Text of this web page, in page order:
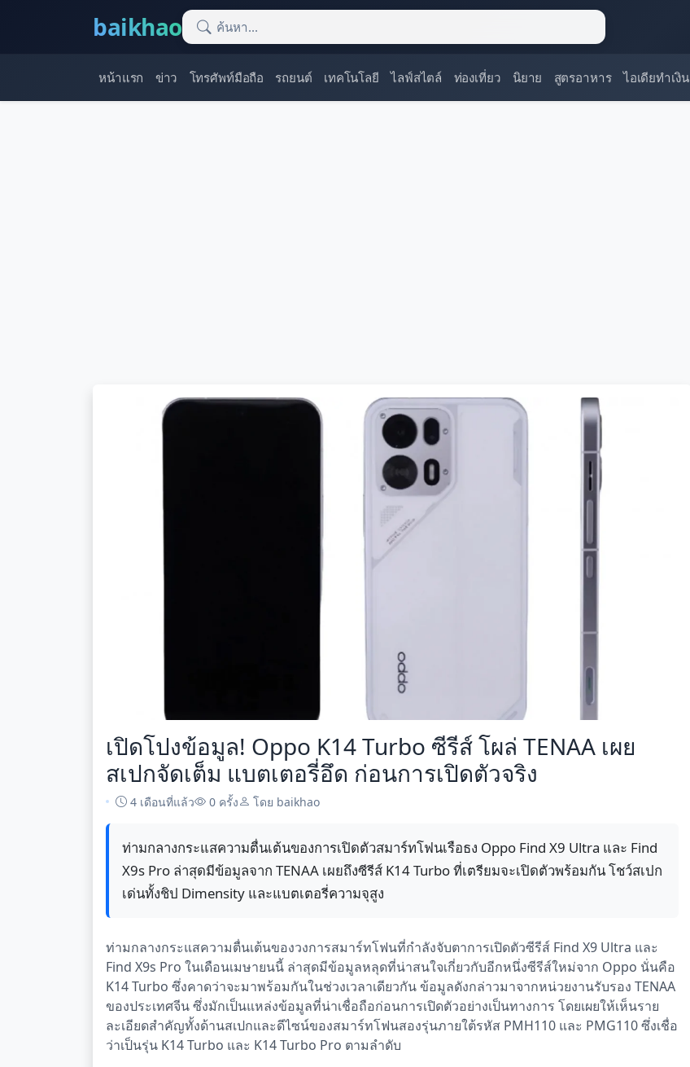
baikhao
หน้าแรก ข่าว โทรศัพท์มือถือ รถยนต์ เทคโนโลยี ไลฟ์สไตล์ ท่องเที่ยว นิยาย สูตรอาหาร ไอเดียทำเงิน
เปิดโปงข้อมูล! Oppo K14 Turbo ซีรีส์ โผล่ TENAA เผย
สเปกจัดเต็ม แบตเตอรี่อึด ก่อนการเปิดตัวจริง
4 เดือนที่แล้ว 0 ครั้ง โดย baikhao
ท่ามกลางกระแสความตื่นเต้นของการเปิดตัวสมาร์ทโฟนเรือธง Oppo Find X9 Ultra และ Find
X9s Pro ล่าสุดมีข้อมูลจาก TENAA เผยถึงซีรีส์ K14 Turbo ที่เตรียมจะเปิดตัวพร้อมกัน โชว์สเปก
เด่นทั้งชิป Dimensity และแบตเตอรี่ความจุสูง
ท่ามกลางกระแสความตื่นเต้นของวงการสมาร์ทโฟนที่กำลังจับตาการเปิดตัวซีรีส์ Find X9 Ultra และ
Find X9s Pro ในเดือนเมษายนนี้ ล่าสุดมีข้อมูลหลุดที่น่าสนใจเกี่ยวกับอีกหนึ่งซีรีส์ใหม่จาก Oppo นั่นคือ
K14 Turbo ซึ่งคาดว่าจะมาพร้อมกันในช่วงเวลาเดียวกัน ข้อมูลดังกล่าวมาจากหน่วยงานรับรอง TENAA
ของประเทศจีน ซึ่งมักเป็นแหล่งข้อมูลที่น่าเชื่อถือก่อนการเปิดตัวอย่างเป็นทางการ โดยเผยให้เห็นราย
ละเอียดสำคัญทั้งด้านสเปกและดีไซน์ของสมาร์ทโฟนสองรุ่นภายใต้รหัส PMH110 และ PMG110 ซึ่งเชื่อ
ว่าเป็นรุ่น K14 Turbo และ K14 Turbo Pro ตามลำดับ